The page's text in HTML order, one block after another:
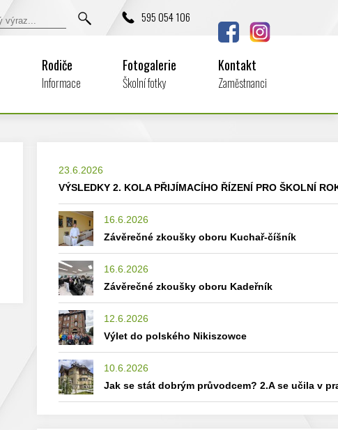
595 054 106
Rodiče
Informace
Fotogalerie
Školní fotky
Kontakt
Zaměstnanci
23.6.2026
VÝSLEDKY 2. KOLA PŘIJÍMACÍHO ŘÍZENÍ PRO ŠKOLNÍ
16.6.2026
Závěrečné zkoušky oboru Kuchař-číšník
16.6.2026
Závěrečné zkoušky oboru Kadeřník
12.6.2026
Výlet do polského Nikiszowce
10.6.2026
Jak se stát dobrým průvodcem? 2.A se učila v